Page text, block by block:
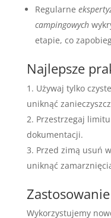
Regularne
campingowych
etapie, co
Najlepsze
Używaj tylko
uniknąć
Przestrzegaj
dokumentacji.
Przed zimą usuń
uniknąć
Wykorzystujemy